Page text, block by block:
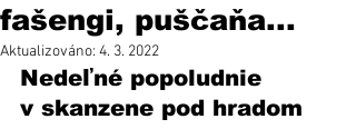
fašengi, puščaňa...
Aktualizováno: 4. 3. 2022
Nedeľné popoludnie
v skanzene pod hradom